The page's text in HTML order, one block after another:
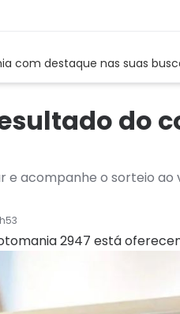
com destaque nas suas
do
acompanhe o sorteio ao
2947 está